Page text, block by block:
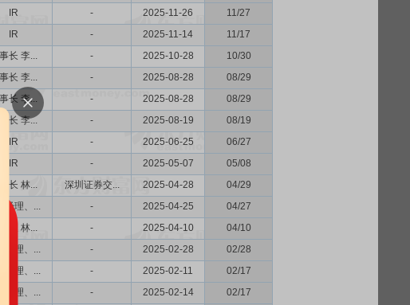
IR - 2025-11-26
11/27
IR - 2025-11-14
11/17
长 李... - 2025-10-28
10/30
长 李... - 2025-08-28
08/29
长 李... - 2025-08-28
08/29
事长 李... - 2025-08-19
08/19
IR - 2025-06-25
06/27
IR - 2025-05-07
05/08
事长 林... 深圳证券交... 2025-04-28
04/29
经理、... - 2025-04-25
04/27
事长 林... - 2025-04-10
04/10
经理、... - 2025-02-28
02/28
经理、... - 2025-02-11
02/17
经理、... - 2025-02-14
02/17